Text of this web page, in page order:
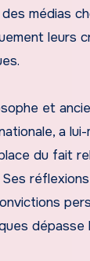
médias
leurs
et
a
du fait
Ses
dépasse